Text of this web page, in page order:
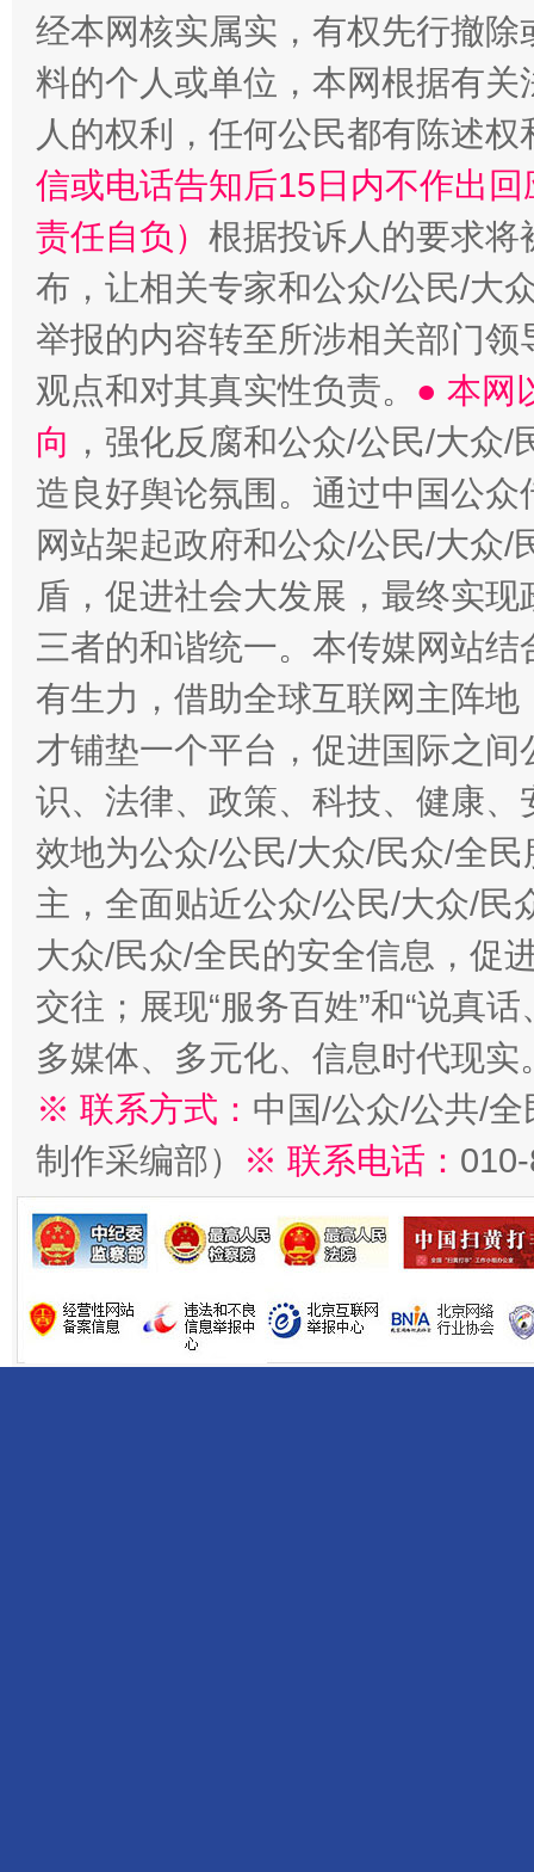
经本网核实属实，有权先行撤
料的个人或单位，本网根据有
人的权利，任何公民都有陈述
信或电话告知后15日内不作出
责任自负） 根据投诉人的要求将
布，让相关专家和公众/公民/大
举报的内容转至所涉相关部门
观点和对其真实性负责。 ● 本网
向 ，强化反腐和公众/公民/大众
造良好舆论氛围。通过中国公
网站架起政府和公众/公民/大众
盾，促进社会大发展，最终实
三者的和谐统一。本传媒网站
有生力，借助全球互联网主阵
才铺垫一个平台，促进国际之
识、法律、政策、科技、健康
效地为公众/公民/大众/民众/全
主，全面贴近公众/公民/大众/民
大众/民众/全民的安全信息，促
交往；展现“服务百姓”和“说真
多媒体、多元化、信息时代现实
※ 联系方式： 中国/公众/公共/
制作采编部）
※ 联系电话：